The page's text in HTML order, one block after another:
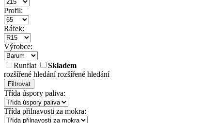
Profil:
Ráfek:
Výrobce:
Runflat
Skladem
rozšířené hledánírozšířené hledání
Filtrovat
Třída úspory paliva:
Třída přilnavosti za mokra: